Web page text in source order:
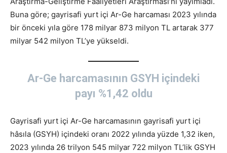
Buna göre; gayrisafi yurt içi Ar-Ge harcaması 2023 yılında
bir önceki yıla göre 178 milyar 873 milyon TL artarak 377
milyar 542 milyon TL’ye yükseldi.
Ar-Ge harcamasının GSYH içindeki
payı %1,42 oldu
Gayrisafi yurt içi Ar-Ge harcamasının gayrisafi yurt içi
hâsıla (GSYH) içindeki oranı 2022 yılında yüzde 1,32 iken,
2023 yılında 26 trilyon 545 milyar 722 milyon TL’lik GSYH